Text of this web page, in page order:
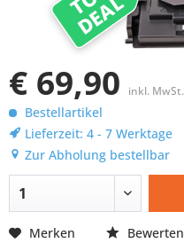
DEAL
€ 69,90 inkl.
Bestellartikel
Lieferzeit: 4 - 7 Werktage
Zur Abholung bestellbar
Merken Bewerten